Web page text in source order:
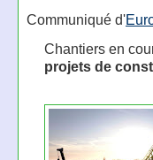
Communiqué d'
Chantiers en
projets de